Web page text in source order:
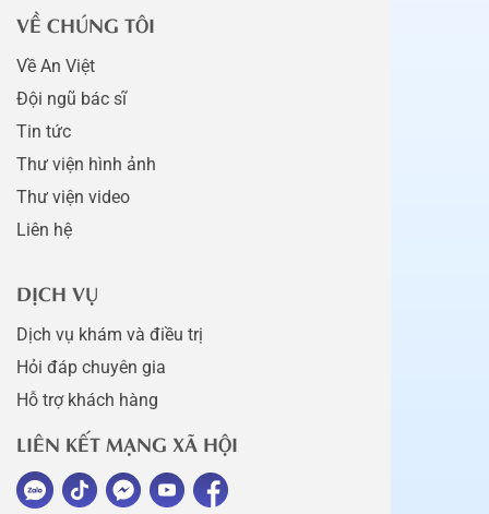
VỀ CHÚNG TÔI
Về An Việt
Đội ngũ bác sĩ
Tin tức
Thư viện hình ảnh
Thư viện video
Liên hệ
DỊCH VỤ
Dịch vụ khám và điều trị
Hỏi đáp chuyên gia
Hỗ trợ khách hàng
LIÊN KẾT MẠNG XÃ HỘI